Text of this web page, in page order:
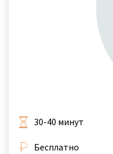
30-40 минут
Бесплатно